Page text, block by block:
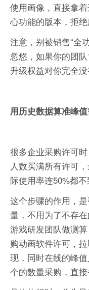
使用画像，直接拿
心功能的版本，拒绝
注意，别被销售“全
忽悠，如果你的团
升级权益对你完全没
用历史数据算准峰
很多企业采购许可
人数买满所有许可
际使用率连50%都不
这个步骤的作用，
量，不用为了不存
游戏研发团队做测
购动画软件许可，
现，同时在线的峰
个的数量采购，直接